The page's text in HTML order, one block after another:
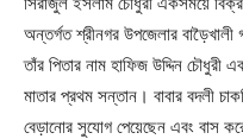
অন্তর্গত শ্রীনগর উপজেলার
তাঁর পিতার নাম হাফিজ উদ্দিন চৌধুরী
মাতার প্রথম সন্তান। বাবার বদলী
বেড়ানোর সুযোগ পেয়েছেন এবং বাস